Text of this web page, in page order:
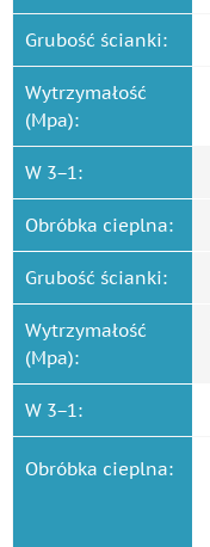
Grubość ścianki:
Wytrzymałość
(Mpa):
W 3−1:
Obróbka cieplna:
Grubość ścianki:
Wytrzymałość
(Mpa):
W 3−1:
Obróbka cieplna: